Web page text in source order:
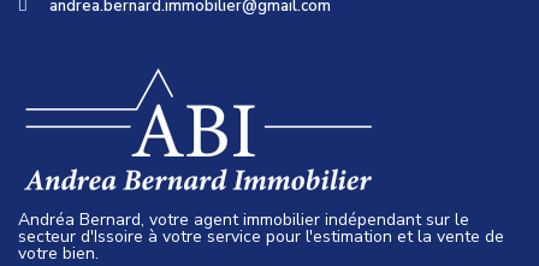
andrea.bernard.immobilier@gmail.com
Andréa Bernard, votre agent immobilier indépendant sur le
secteur d'Issoire à votre service pour l'estimation et la vente de
votre bien.